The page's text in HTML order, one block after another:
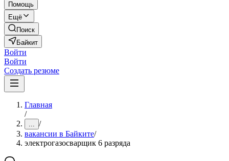
Помощь
Ещё
Поиск
Байкит
Войти
Войти
Создать резюме
Главная
/
... /
вакансии в Байките/
электрогазосварщик 6 разряда